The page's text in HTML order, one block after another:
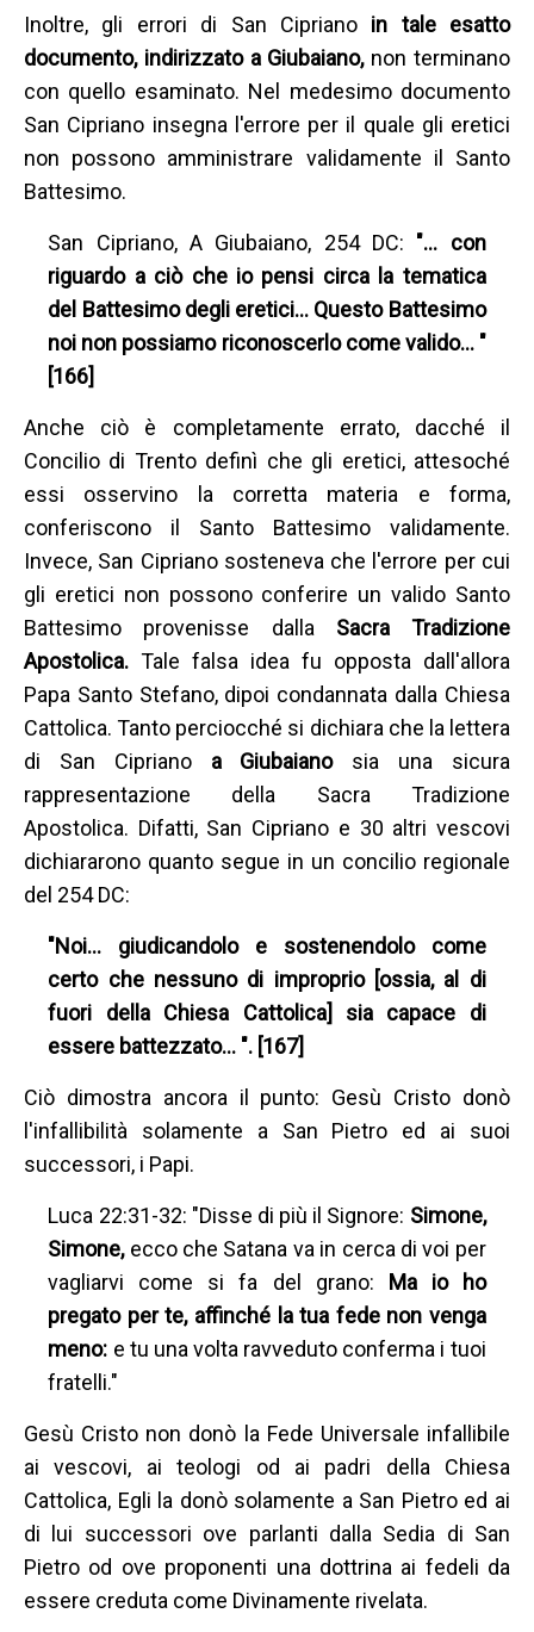
Inoltre, gli errori di San Cipriano in tale esatto
documento, indirizzato a Giubaiano, non terminano
con quello esaminato. Nel medesimo documento
San Cipriano insegna l'errore per il quale gli eretici
non possono amministrare validamente il Santo
Battesimo.
San Cipriano, A Giubaiano, 254 DC: "… con
riguardo a ciò che io pensi circa la tematica
del Battesimo degli eretici… Questo Battesimo
noi non possiamo riconoscerlo come valido… "
[166]
Anche ciò è completamente errato, dacché il
Concilio di Trento definì che gli eretici, attesoché
essi osservino la corretta materia e forma,
conferiscono il Santo Battesimo validamente.
Invece, San Cipriano sosteneva che l'errore per cui
gli eretici non possono conferire un valido Santo
Battesimo provenisse dalla Sacra Tradizione
Apostolica. Tale falsa idea fu opposta dall'allora
Papa Santo Stefano, dipoi condannata dalla Chiesa
Cattolica. Tanto perciocché si dichiara che la lettera
di San Cipriano a Giubaiano sia una sicura
rappresentazione della Sacra Tradizione
Apostolica. Difatti, San Cipriano e 30 altri vescovi
dichiararono quanto segue in un concilio regionale
del 254 DC:
"Noi… giudicandolo e sostenendolo come
certo che nessuno di improprio [ossia, al di
fuori della Chiesa Cattolica] sia capace di
essere battezzato… ". [167]
Ciò dimostra ancora il punto: Gesù Cristo donò
l'infallibilità solamente a San Pietro ed ai suoi
successori, i Papi.
Luca 22:31-32: "Disse di più il Signore: Simone,
Simone,ecco che Satana va in cerca di voi per
vagliarvi come si fa del grano:
Ma io ho
pregato per te, affinché la tua fede non venga
meno: e tu una volta ravveduto conferma i tuoi
fratelli."
Gesù Cristo non donò la Fede Universale infallibile
ai vescovi, ai teologi od ai padri della Chiesa
Cattolica, Egli la donò solamente a San Pietro ed ai
di lui successori ove parlanti dalla Sedia di San
Pietro od ove proponenti una dottrina ai fedeli da
essere creduta come Divinamente rivelata.